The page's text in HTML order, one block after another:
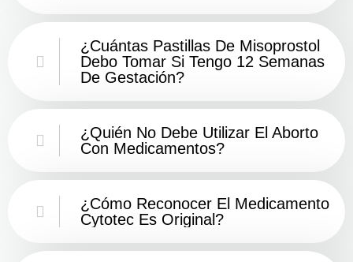
¿Cuántas Pastillas De Misoprostol
Debo Tomar Si Tengo 12 Semanas
De Gestación?
¿Quién No Debe Utilizar El Aborto
Con Medicamentos?
¿Cómo Reconocer El Medicamento
Cytotec Es Original?